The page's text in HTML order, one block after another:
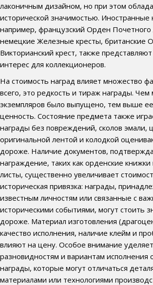
лаконичным дизайном, но при этом
исторической значимостью. Иностранные
например, французский Орден Почетного
немецкие Железные кресты, британские
Викторианский крест, также
интерес для коллекционеров.
На стоимость наград влияет множество
всего, это редкость и тираж награды.
экземпляров было выпущено, тем выше
ценность. Состояние предмета также
награды без повреждений, сколов эмали,
оригинальной лентой и колодкой
дороже. Наличие документов,
награждение, таких как орденские
листы, существенно увеличивает
историческая привязка: награды,
известным личностям или связанные с
историческими событиями, могут стоить
дороже. Материал изготовления
качество исполнения, наличие клейм и
влияют на цену. Особое внимание
разновидностям и вариантам исполнения
награды, которые могут отличаться
материалами или технологиями